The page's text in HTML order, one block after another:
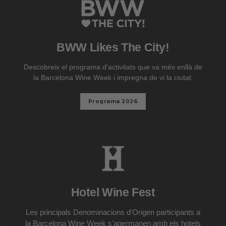
BWW Likes The City!
Descobreix el programa d'activitats que va més enllà de
la Barcelona Wine Week i impregna de vi la ciutat.
Programa 2026
Hotel Wine Fest
Les principals Denominacions d'Origen participants a
la Barcelona Wine Week s'agermanen amb els hotels